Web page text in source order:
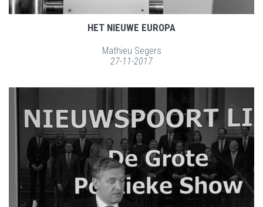
LEES MEER
HET NIEUWE EUROPA
Mathieu Segers
27-11-2017